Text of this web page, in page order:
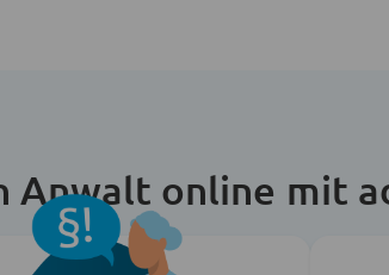
Anwalt online mit